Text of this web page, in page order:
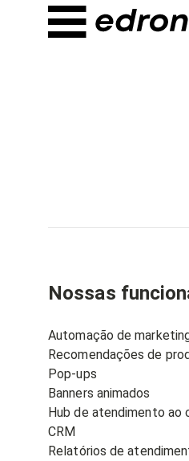
Nossas
Automação de
Recomendações de
Pop-ups
Banners animados
Hub de atendimento ao
CRM
Relatórios de